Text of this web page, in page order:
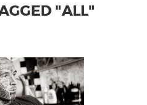
"ALL"